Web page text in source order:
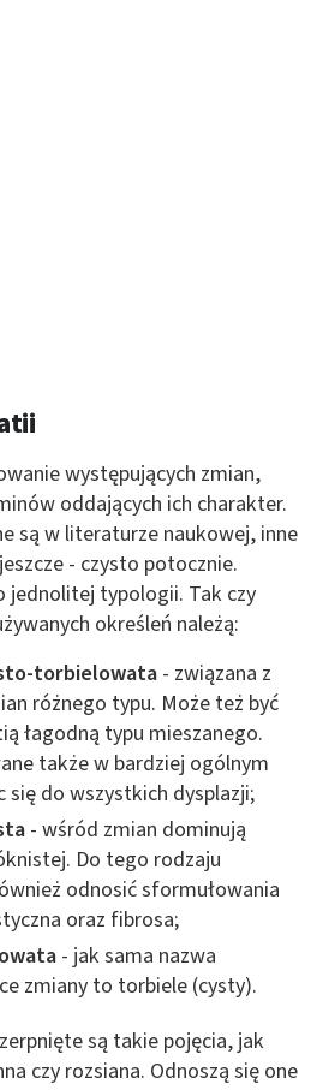
występujących zmian,
oddających ich charakter.
są w literaturze naukowej, inne
- czysto potocznie.
jednolitej typologii. Tak czy
określeń należą:
torbielowata - związana z
różnego typu. Może też być
łagodną typu mieszanego.
także w bardziej ogólnym
się do wszystkich dysplazji;
- wśród zmian dominują
Do tego rodzaju
odnosić sformułowania
oraz fibrosa;
- jak sama nazwa
zmiany to torbiele (cysty).
są takie pojęcia, jak
czy rozsiana. Odnoszą się one